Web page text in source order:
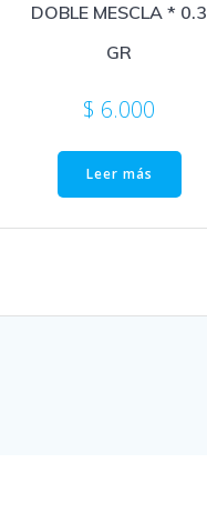
DOBLE MESCLA * 0.3
GR
$ 6.000
Leer más